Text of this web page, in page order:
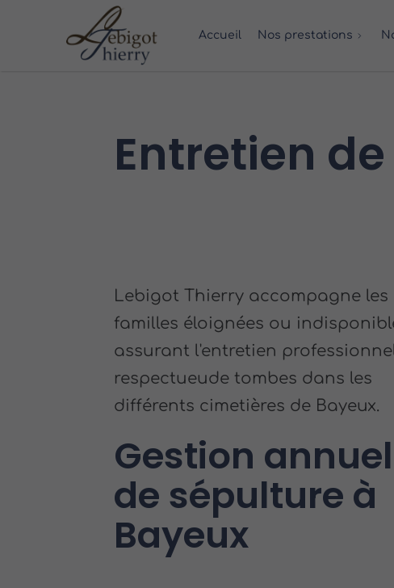
Accueil Nos prestations
Entretien
Lebigot Thierry accompagne les
familles éloignées ou
assurant l'entretien
respectueude tombes dans les
différents cimetières de Bayeux.
Gestion
de sépulture à
Bayeux